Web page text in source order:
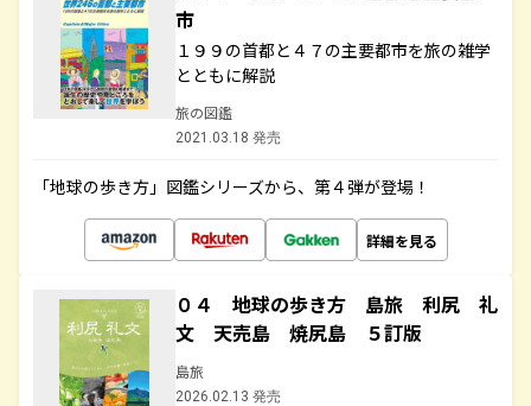
市
１９９の首都と４７の主要都市を旅の雑学
とともに解説
旅の図鑑
2021.03.18 発売
「地球の歩き方」図鑑シリーズから、第４弾が登場！
詳細を見る
０４ 地球の歩き方 島旅 利尻 礼
文 天売島 焼尻島 ５訂版
島旅
2026.02.13 発売